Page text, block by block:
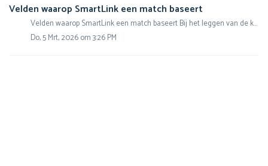
Velden waarop SmartLink een match baseert
Velden waarop SmartLink een match baseert Bij het leggen van de koppeling tussen een projectelement en een element uit de Masterdata-bibliotheek kijkt Main...
Do, 5 Mrt, 2026 om 3:26 PM